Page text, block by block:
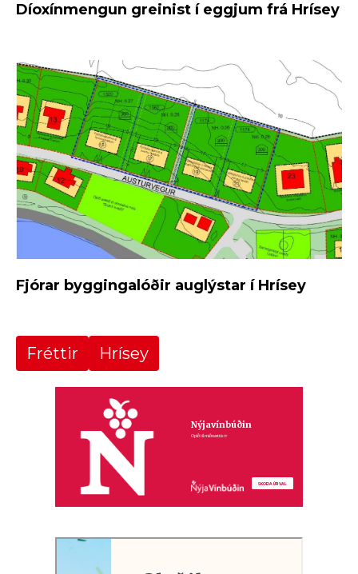
Díoxínmengun greinist í eggjum frá Hrísey
Fjórar byggingalóðir auglýstar í Hrísey
Fréttir Hrísey